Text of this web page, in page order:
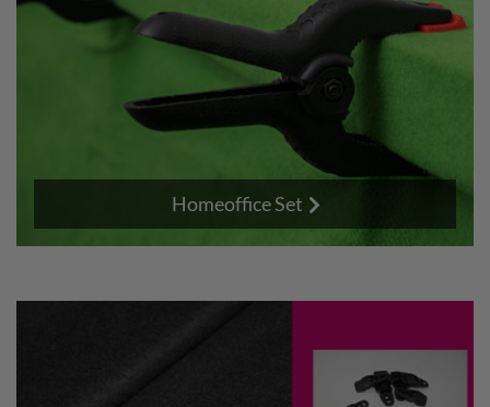
Homeoffice Set